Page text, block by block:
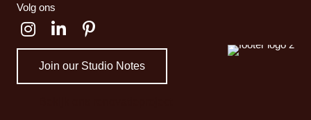
Volg ons
Join our Studio Notes